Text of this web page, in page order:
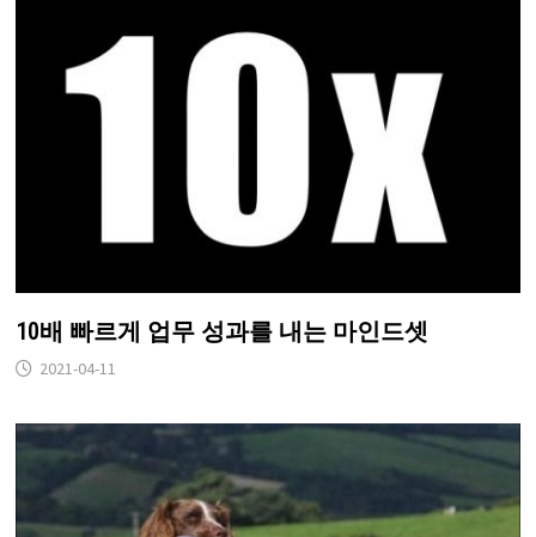
10배 빠르게 업무 성과를 내는 마인드셋
2021-04-11